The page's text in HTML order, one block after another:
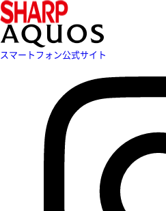
スマートフォン公式サイト